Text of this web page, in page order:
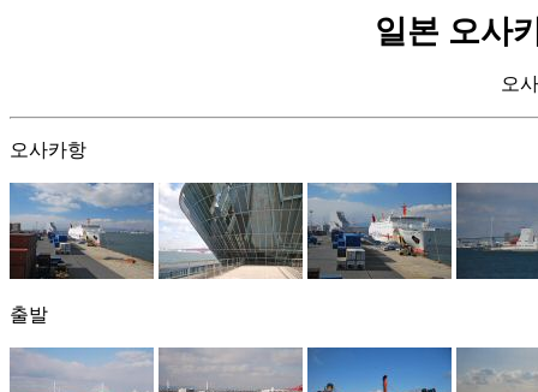
일본 오사
오
오사카항
출발